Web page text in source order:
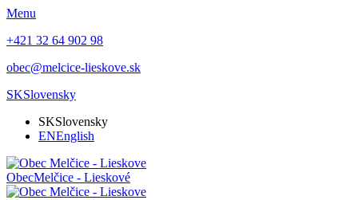
Menu
+421 32 64 902 98
obec@melcice-lieskove.sk
SKSlovensky
SKSlovensky
ENEnglish
ObecMelčice - Lieskové